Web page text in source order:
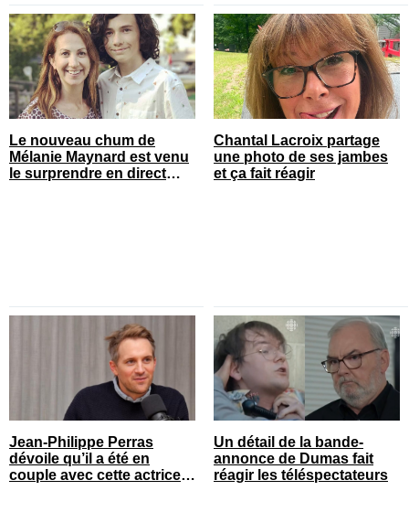
Le nouveau chum de
Mélanie Maynard est venu
le surprendre en direct
Chantal Lacroix partage
une photo de ses jambes
et ça fait réagir
Jean-Philippe Perras
dévoile qu’il a été en
couple avec cette actrice
Un détail de la bande-
annonce de Dumas fait
réagir les téléspectateurs